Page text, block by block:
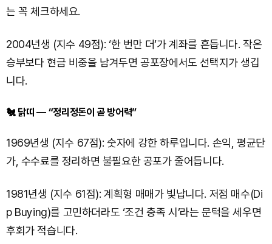
는 꼭 체크하세요.
2004년생 (지수 49점): ‘한 번만 더’가 계좌를 흔듭니다. 작은
승부보다 현금 비중을 남겨두면 공포장에서도 선택지가 생깁
니다.
🐔 닭띠 — “정리정돈이 곧 방어력”
1969년생 (지수 67점): 숫자에 강한 하루입니다. 손익, 평균단
가, 수수료를 정리하면 불필요한 공포가 줄어듭니다.
1981년생 (지수 61점): 계획형 매매가 빛납니다. 저점 매수(Di
p Buying)를 고민하더라도 ‘조건 충족 시’라는 문턱을 세우면
후회가 적습니다.